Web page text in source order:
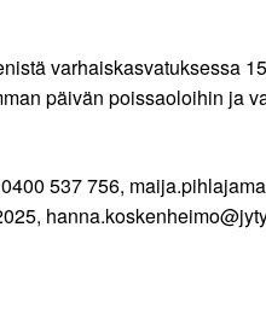
varhaiskasvatuksessa
päivän poissaoloihin ja
537 756,